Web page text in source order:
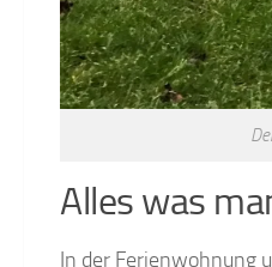
Alles was
In der Ferienwohnung